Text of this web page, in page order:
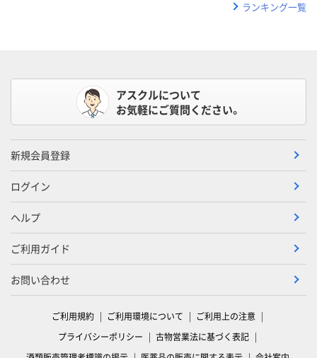
ランキング一覧
アスクルについて
お気軽にご質問ください。
新規会員登録
ログイン
ヘルプ
ご利用ガイド
お問い合わせ
ご利用規約 ご利用環境について
ご利用上の注意
プライバシーポリシー
古物営業法に基づく表記